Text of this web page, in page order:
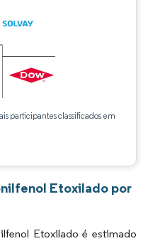
participantes classificados em
Etoxilado por
Etoxilado é estimado